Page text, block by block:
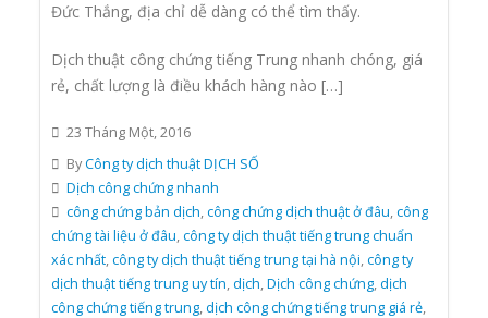
Đức Thắng, địa chỉ dễ dàng có thể tìm thấy.
Dịch thuật công chứng tiếng Trung nhanh chóng, giá
rẻ, chất lượng là điều khách hàng nào […]
23 Tháng Một, 2016
ByCông ty dịch thuật DỊCH SỐ
Dịch công chứng nhanh
công chứng bản dịch,công chứng dịch thuật ở đâu,công
chứng tài liệu ở đâu,công ty dịch thuật tiếng trung chuẩn
xác nhất,công ty dịch thuật tiếng trung tại hà nội,công ty
dịch thuật tiếng trung uy tín,dịch,Dịch công chứng,dịch
công chứng tiếng trung,dịch công chứng tiếng trung giá rẻ,